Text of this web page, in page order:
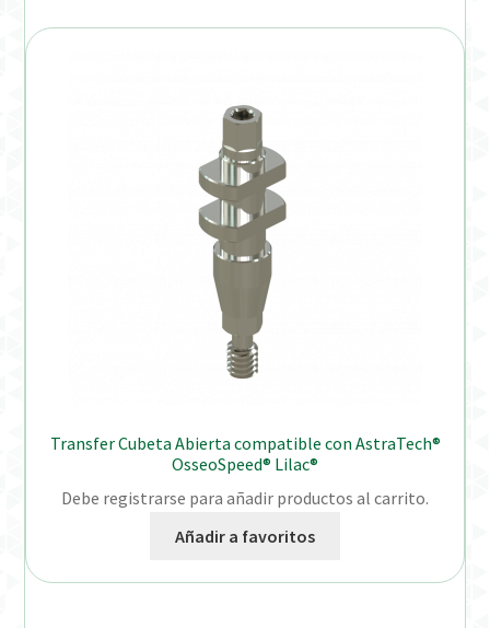
Transfer Cubeta Abierta compatible con AstraTech®
OsseoSpeed® Lilac®
Debe registrarse para añadir productos al carrito.
Añadir a favoritos